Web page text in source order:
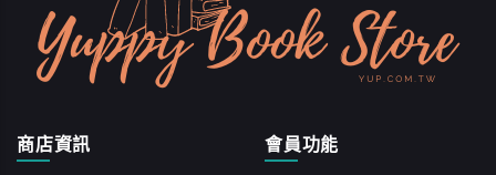
商店資訊 會員功能